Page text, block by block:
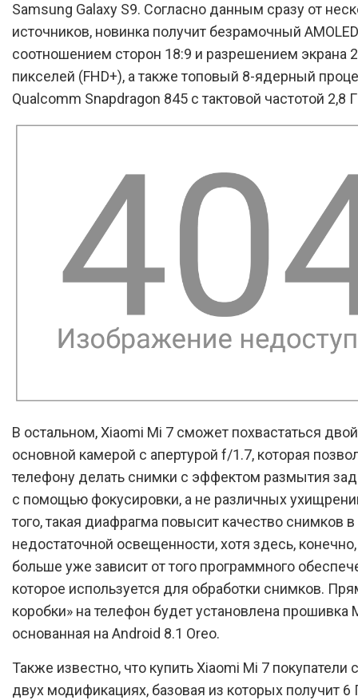
Samsung Galaxy S9. Согласно данным сразу от
источников, новинка получит безрамочный
соотношением сторон 18:9 и разрешением экрана
пикселей (FHD+), а также топовый 8-ядерный
Qualcomm Snapdragon 845 с тактовой частотой 2,8
В остальном, Xiaomi Mi 7 сможет похвастаться
основной камерой с апертурой f/1.7, которая
телефону делать снимки с эффектом размытия
с помощью фокусировки, а не различных
того, такая диафрагма повысит качество снимков
недостаточной освещенности, хотя здесь,
больше уже зависит от того программного
которое используется для обработки снимков.
коробки» на телефон будет установлена прошивка
основанная на Android 8.1 Oreo.
Также известно, что купить Xiaomi Mi 7 покупатели
двух модификациях, базовая из которых получит 6